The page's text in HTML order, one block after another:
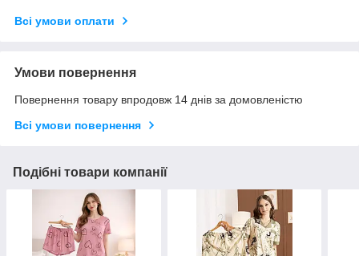
Всі умови оплати
Умови повернення
Повернення товару впродовж 14 днів за домовленістю
Всі умови повернення
Подібні товари компанії